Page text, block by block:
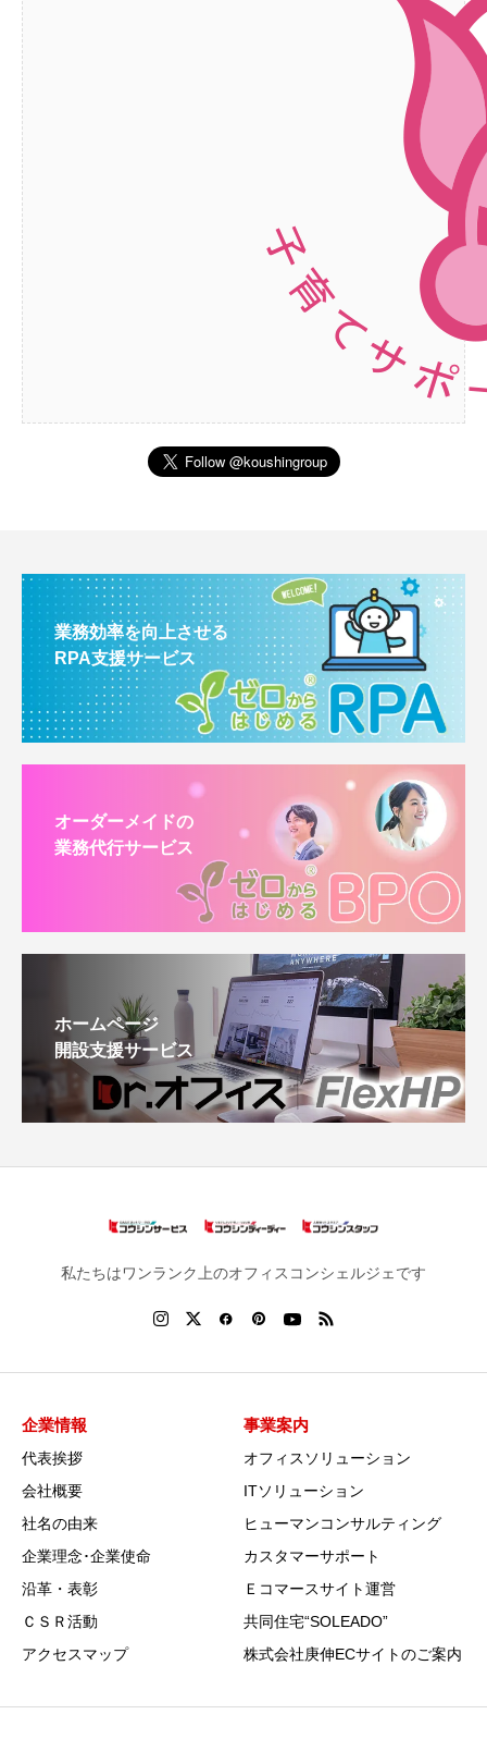
業務効率を向上させる
RPA支援サービス
オーダーメイドの
業務代行サービス
ホームページ
開設支援サービス
私たちはワンランク上のオフィスコンシェルジェです
企業情報
代表挨拶
会社概要
社名の由来
企業理念･企業使命
沿革・表彰
ＣＳＲ活動
アクセスマップ
事業案内
オフィスソリューション
ITソリューション
ヒューマンコンサルティング
カスタマーサポート
Ｅコマースサイト運営
共同住宅“SOLEADO”
株式会社庚伸ECサイトのご案内